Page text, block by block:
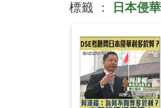
標籤 ： 日本侵華